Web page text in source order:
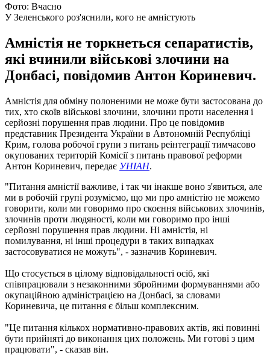
Фото: Вчасно
У Зеленського роз'яснили, кого не амністують
Амністія не торкнеться сепаратистів,
які вчинили військові злочини на
Донбасі, повідомив Антон Кориневич.
Амністія для обміну полоненими не може бути застосована до
тих, хто скоїв військові злочини, злочини проти населення і
серйозні порушення прав людини. Про це повідомив
представник Президента України в Автономній Республіці
Крим, голова робочої групи з питань реінтеграції тимчасово
окупованих територій Комісії з питань правової реформи
Антон Кориневич, передає УНІАН.
"Питання амністії важливе, і так чи інакше воно з'явиться, але
ми в робочій групі розуміємо, що ми про амністію не можемо
говорити, коли ми говоримо про скоєння військових злочинів,
злочинів проти людяності, коли ми говоримо про інші
серйозні порушення прав людини. Ні амністія, ні
помилування, ні інші процедури в таких випадках
застосовуватися не можуть", - зазначив Кориневич.
Що стосується в цілому відповідальності осіб, які
співпрацювали з незаконними збройними формуваннями або
окупаційною адміністрацією на Донбасі, за словами
Кориневича, це питання є більш комплексним.
"Це питання кількох нормативно-правових актів, які повинні
бути прийняті до виконання цих положень. Ми готові з цим
працювати", - сказав він.